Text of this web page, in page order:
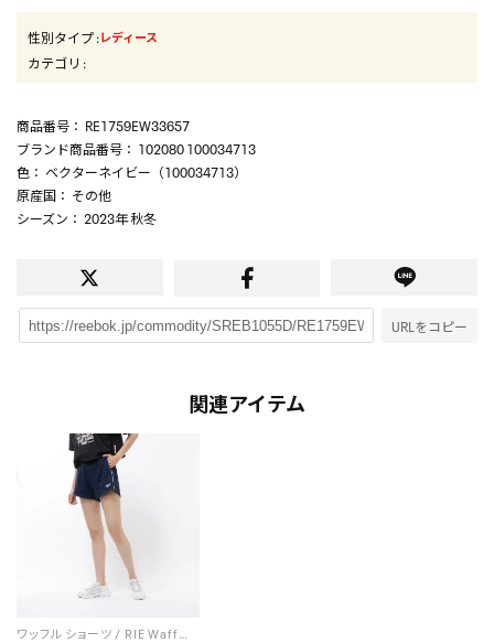
性別タイプ:レディース
カテゴリ :
商品番号 ： RE1759EW33657
ブランド商品番号 ： 102080 100034713
色 ： ベクターネイビー（100034713）
原産国 ： その他
シーズン ： 2023年 秋冬
URLをコピー
関連アイテム
ワッフル ショーツ / RIE Waffle Short （ベクターネイビー）